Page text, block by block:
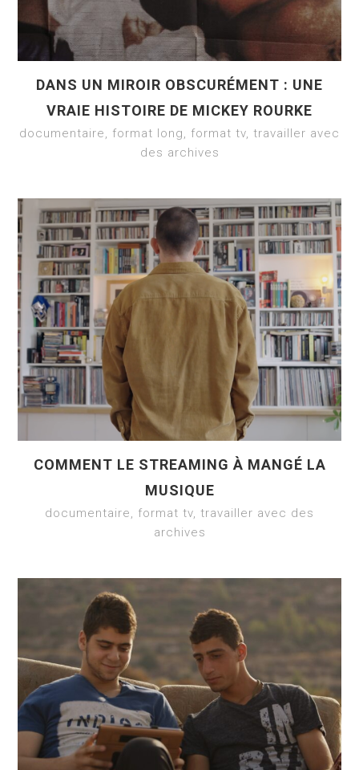
DANS UN MIROIR OBSCURÉMENT : UNE
VRAIE HISTOIRE DE MICKEY ROURKE
documentaire, format long, format tv, travailler avec
des archives
COMMENT LE STREAMING À MANGÉ LA
MUSIQUE
documentaire, format tv, travailler avec des
archives